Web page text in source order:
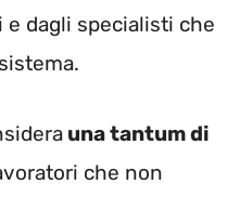
e dagli specialisti che
una tantum di
che non